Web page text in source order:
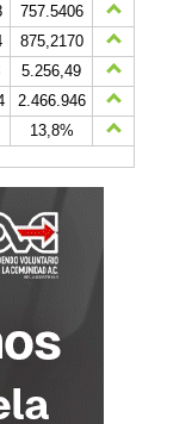
757.5406
875,2170
5.256,49
2.466.946
13,8%